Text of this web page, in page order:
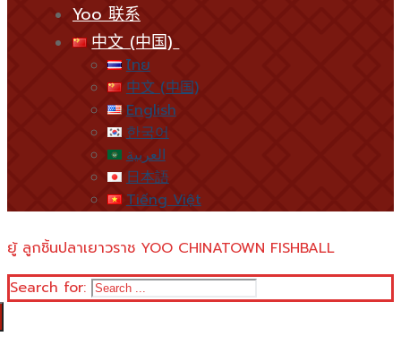
Yoo 联系
中文 (中国)
ไทย
中文 (中国)
English
한국어
العربية
日本語
Tiếng Việt
ยู้ ลูกชิ้นปลาเยาวราช YOO CHINATOWN FISHBALL
Search for: